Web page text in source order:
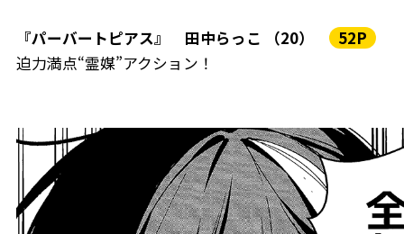
『パーバートピアス』 田中らっこ （20）
52P
迫力満点“霊媒”アクション！